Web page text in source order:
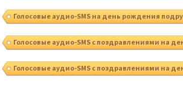
Голосовые аудио-SMS на день рождения
Голосовые аудио-SMS с поздравлениями на
Голосовые аудио-SMS с поздравлениями на